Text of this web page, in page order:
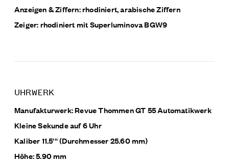
Anzeigen & Ziffern: rhodiniert, arabische Ziffern
Zeiger: rhodiniert mit Superluminova BGW9
UHRWERK
Manufakturwerk: Revue Thommen GT 55 Automatikwerk
Kleine Sekunde auf 6 Uhr
Kaliber 11.5''' (Durchmesser 25.60 mm)
Höhe: 5.90 mm